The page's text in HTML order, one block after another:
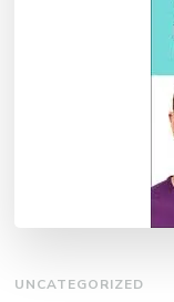
UNCATEGORIZED